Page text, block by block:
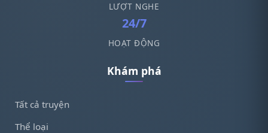
LƯỢT NGHE
24/7
HOẠT ĐỘNG
Khám phá
Tất cả truyện
Thể loại